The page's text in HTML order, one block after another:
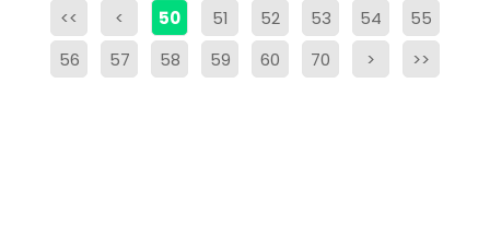
<< < 50 51 52 53 54
55
56
57 58 59 60 70 > >>